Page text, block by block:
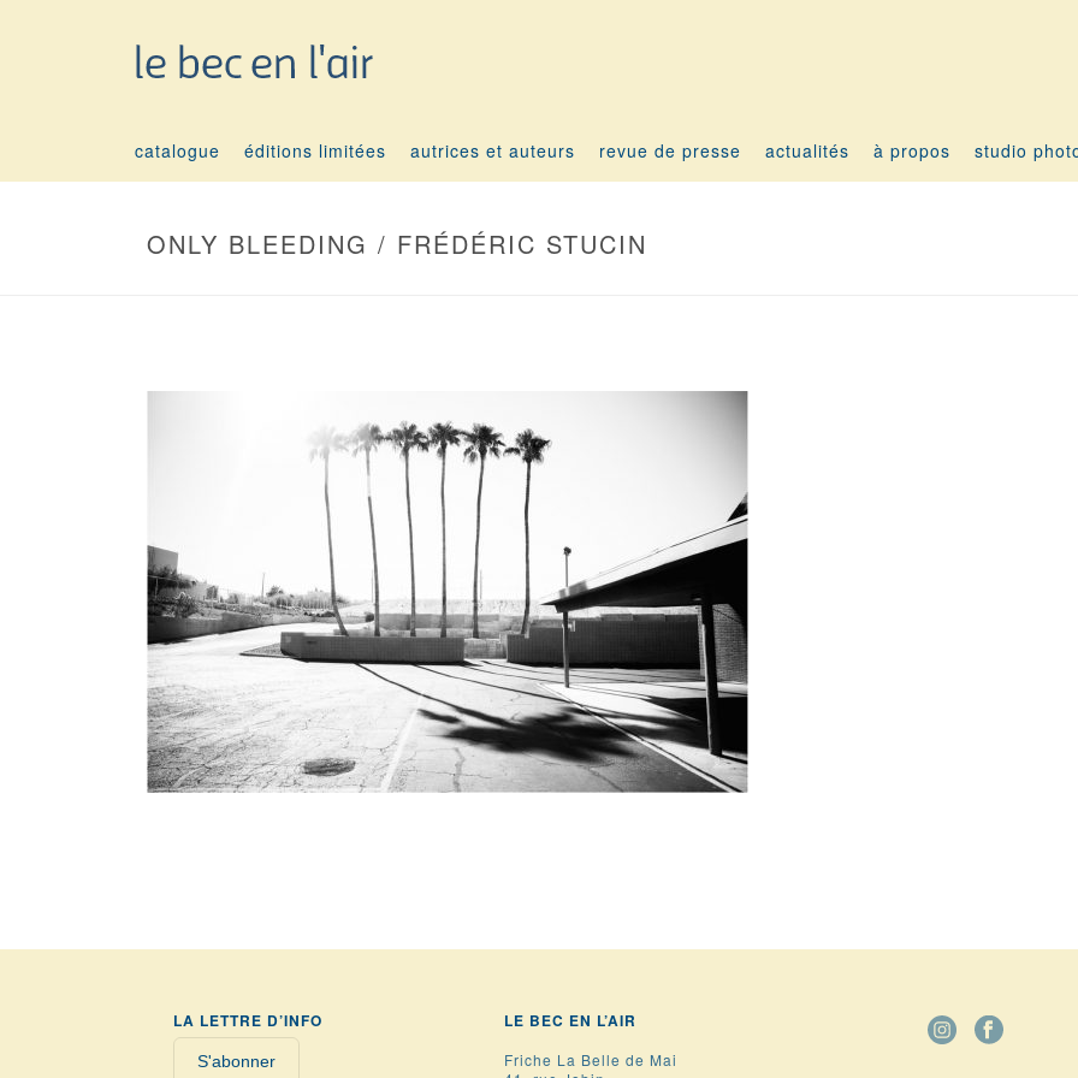
catalogue éditions limitées autrices et auteurs revue de presse actualités à propos studio
ONLY BLEEDING / FRÉDÉRIC STUCIN
LA LETTRE D’INFO
S'abonner
LE BEC EN L’AIR
Friche La Belle de Mai